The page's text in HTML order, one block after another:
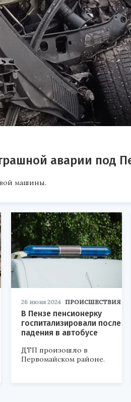
аварии под
машины.
26 июня 2024 ПРОИСШЕСТВИЯ
В Пензе пенсионерку
госпитализировали после
падения в автобусе
ДТП произошло в
Первомайском районе.